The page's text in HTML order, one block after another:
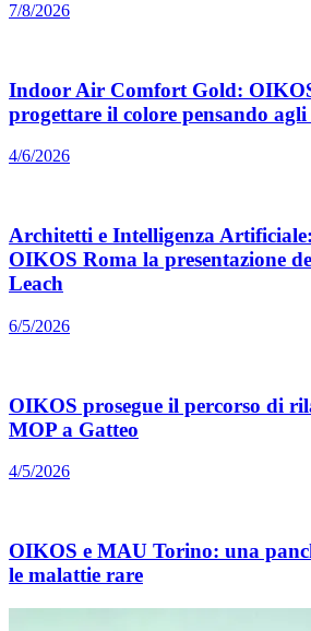
7/8/2026
Indoor Air Comfort Gold:
progettare il colore pensando
4/6/2026
Architetti e Intelligenza
OIKOS Roma la presentazione
Leach
6/5/2026
OIKOS prosegue il percorso di
MOP a Gatteo
4/5/2026
OIKOS e MAU Torino: una
le malattie rare